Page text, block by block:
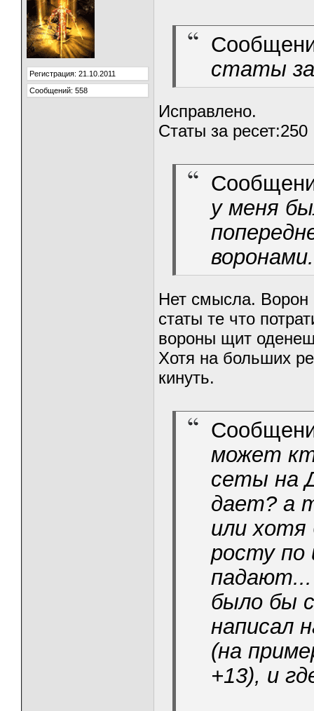
Регистрация: 21.10.2011
Сообщений: 558
статы
Исправлено.
Статы за ресет:250
у меня
Нет смысла.
статы те что
вороны щит
Хотя на больших
кинуть.
может
сеты на
дает? а
или хотя
росту по
падают...
было бы
написал
(на
+13), и